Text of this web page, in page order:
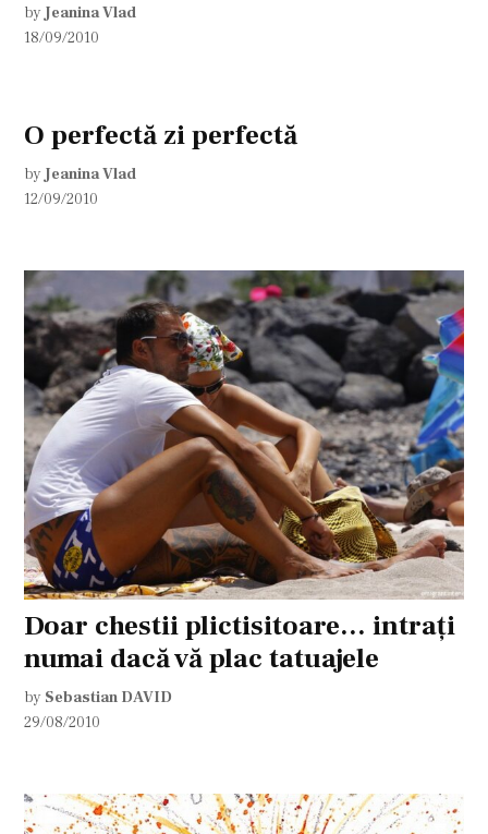
by Jeanina Vlad
18/09/2010
O perfectă zi perfectă
by Jeanina Vlad
12/09/2010
Doar chestii plictisitoare… intraţi
numai dacă vă plac tatuajele
by Sebastian DAVID
29/08/2010